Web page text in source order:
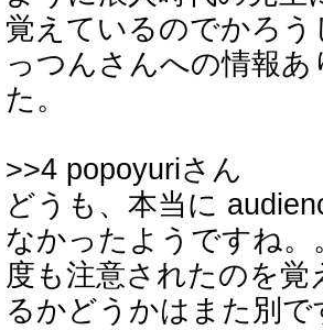
覚えているのでかろ
っつんさんへの情報
た。
>>4 popoyuriさん
どうも、本当に
なかったようですね。
度も注意されたのを
るかどうかはまた別